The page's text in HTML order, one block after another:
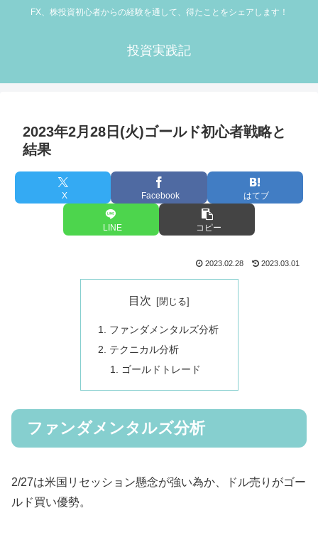
FX、株投資初心者からの経験を通して、得たことをシェアします！
投資実践記
2023年2月28日(火)ゴールド初心者戦略と
結果
X Facebook はてブ
LINE コピー
2023.02.28 2023.03.01
目次
ファンダメンタルズ分析
テクニカル分析
ゴールドトレード
ファンダメンタルズ分析
2/27は米国リセッション懸念が強い為か、ドル売りがゴー
ルド買い優勢。